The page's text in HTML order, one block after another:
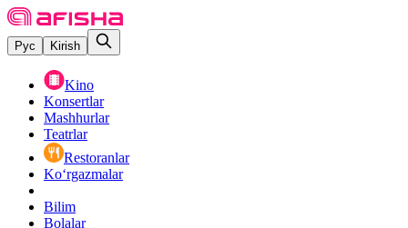
Рус Kirish
Kino
Konsertlar
Mashhurlar
Teatrlar
Restoranlar
Ko‘rgazmalar
Bilim
Bolalar